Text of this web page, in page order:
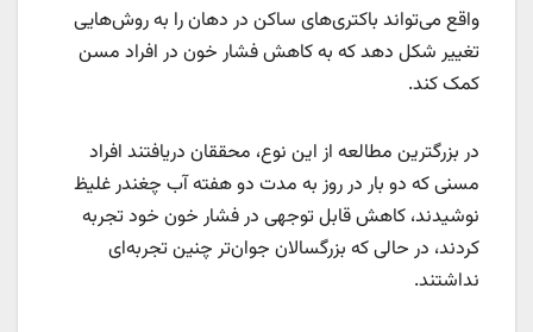
واقع می‌تواند باکتری‌های ساکن در دهان را به روش‌هایی
تغییر شکل دهد که به کاهش فشار خون در افراد مسن
کمک کند.
در بزرگترین مطالعه از این نوع، محققان دریافتند افراد
مسنی که دو بار در روز به مدت دو هفته آب چغندر غلیظ
‌نوشیدند، کاهش قابل توجهی در فشار خون خود تجربه
کردند، در حالی که بزرگسالان جوان‌تر چنین تجربه‌ای
نداشتند.